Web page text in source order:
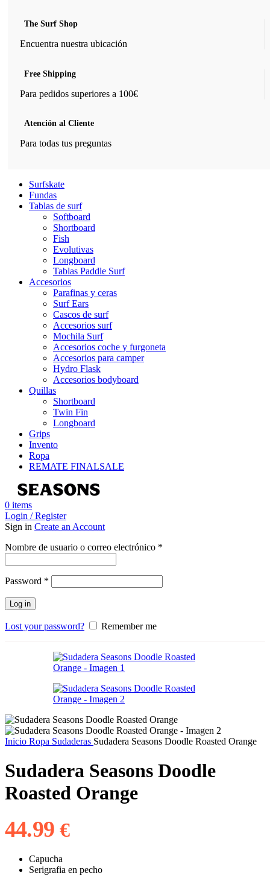
The Surf Shop
Encuentra nuestra ubicación
Free Shipping
Para pedidos superiores a 100€
Atención al Cliente
Para todas tus preguntas
Surfskate
Fundas
Tablas de surf
Softboard
Shortboard
Fish
Evolutivas
Longboard
Tablas Paddle Surf
Accesorios
Parafinas y ceras
Surf Ears
Cascos de surf
Accesorios surf
Mochila Surf
Accesorios coche y furgoneta
Accesorios para camper
Hydro Flask
Accesorios bodyboard
Quillas
Shortboard
Twin Fin
Longboard
Grips
Invento
Ropa
REMATE FINALSALE
0 items
Login / Register
Sign in Create an Account
Nombre de usuario o correo electrónico *
Password *
Log in
Lost your password? Remember me
Inicio Ropa Sudaderas Sudadera Seasons Doodle Roasted Orange
Sudadera Seasons Doodle
Roasted Orange
44.99€
Capucha
Serigrafia en pecho